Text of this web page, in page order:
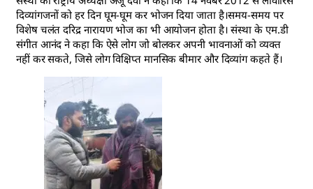
दिव्यांगजनों को हर दिन घूम-घूम कर भोजन दिया जाता है।समय-समय पर
विशेष चलंत दरिद्र नारायण भोज का भी आयोजन होता है। संस्था के एम.डी
संगीत आनंद ने कहा कि ऐसे लोग जो बोलकर अपनी भावनाओं को व्यक्त
नहीं कर सकते, जिसे लोग विक्षिप्त मानसिक बीमार और दिव्यांग कहते हैं।